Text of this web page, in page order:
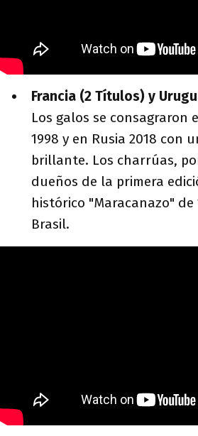
Francia (2 Títulos) y
Los galos se consagraron
1998 y en Rusia 2018 con
brillante. Los charrúas,
dueños de la primera
histórico "Maracanazo" de
Brasil.